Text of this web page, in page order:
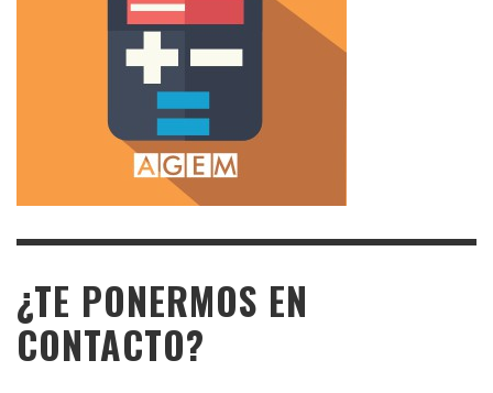
¿TE PONERMOS EN
CONTACTO?